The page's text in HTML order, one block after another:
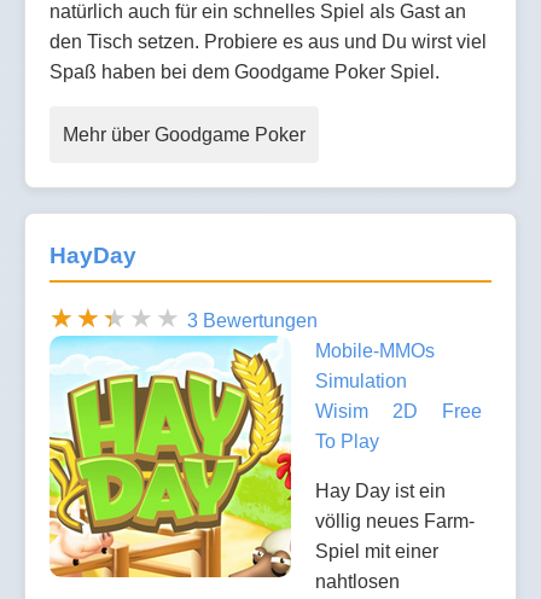
natürlich auch für ein schnelles Spiel als Gast an
den Tisch setzen. Probiere es aus und Du wirst viel
Spaß haben bei dem Goodgame Poker Spiel.
Mehr über Goodgame Poker
HayDay
3 Bewertungen
Mobile-MMOs
Simulation
Wisim
2D
Free
To Play
Hay Day ist ein
völlig neues Farm-
Spiel mit einer
nahtlosen